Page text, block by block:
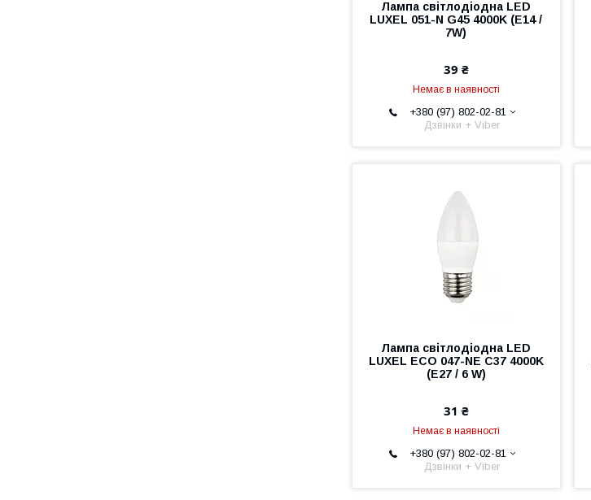
Лампа світлодіодна LED
LUXEL 051-N G45 4000K (E14 /
7W)
39 ₴
Немає в наявності
+380 (97) 802-02-81
Дзвінки + Viber
Лампа світлодіодна LED
LUXEL ECO 047-NE C37 4000K
(E27 / 6 W)
31 ₴
Немає в наявності
+380 (97) 802-02-81
Дзвінки + Viber